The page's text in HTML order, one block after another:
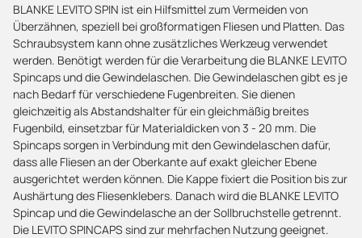
BLANKE LEVITO SPIN ist ein Hilfsmittel zum Vermeiden von
Überzähnen, speziell bei großformatigen Fliesen und Platten. Das
Schraubsystem kann ohne zusätzliches Werkzeug verwendet
werden. Benötigt werden für die Verarbeitung die BLANKE LEVITO
Spincaps und die Gewindelaschen. Die Gewindelaschen gibt es je
nach Bedarf für verschiedene Fugenbreiten. Sie dienen
gleichzeitig als Abstandshalter für ein gleichmäßig breites
Fugenbild, einsetzbar für Materialdicken von 3 - 20 mm. Die
Spincaps sorgen in Verbindung mit den Gewindelaschen dafür,
dass alle Fliesen an der Oberkante auf exakt gleicher Ebene
ausgerichtet werden können. Die Kappe fixiert die Position bis zur
Aushärtung des Fliesenklebers. Danach wird die BLANKE LEVITO
Spincap und die Gewindelasche an der Sollbruchstelle getrennt.
Die LEVITO SPINCAPS sind zur mehrfachen Nutzung geeignet.